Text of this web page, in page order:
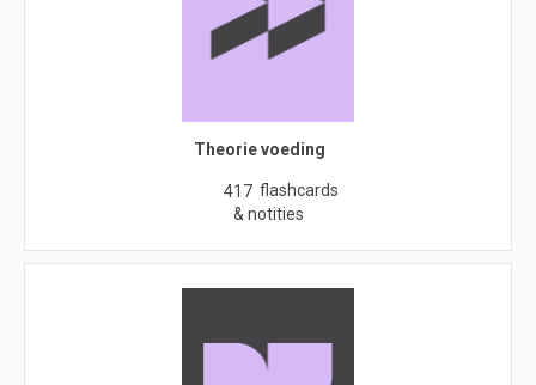
Theorie voeding
417 flashcards
& notities